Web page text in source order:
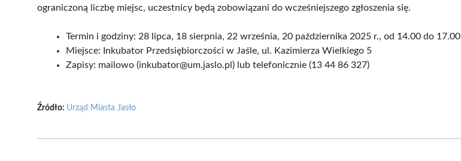
ograniczoną liczbę miejsc, uczestnicy będą zobowiązani do wcześniejszego zgłoszenia się.
Termin i godziny: 28 lipca, 18 sierpnia, 22 września, 20 października 2025 r., od 14.00 do 17.00
Miejsce: Inkubator Przedsiębiorczości w Jaśle, ul. Kazimierza Wielkiego 5
Zapisy: mailowo (inkubator@um.jaslo.pl) lub telefonicznie (13 44 86 327)
Źródło: Urząd Miasta Jasło